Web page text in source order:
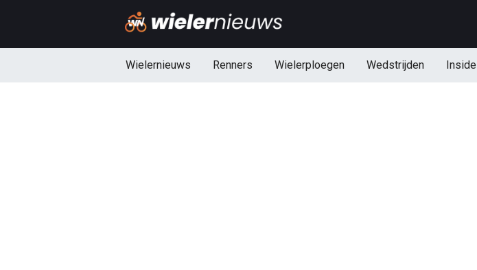
Wielernieuws Renners Wielerploegen Wedstrijden Inside